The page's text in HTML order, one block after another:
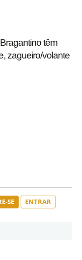
têm
zagueiro/volante